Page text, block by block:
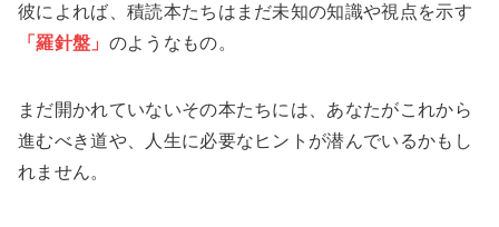
彼によれば、積読本たちはまだ未知の知識や視点を示す
「羅針盤」 のようなもの。
まだ開かれていないその本たちには、あなたがこれから
進むべき道や、人生に必要なヒントが潜んでいるかもし
れません。